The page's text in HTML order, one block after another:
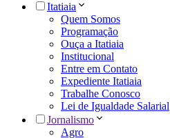
Itatiaia
Quem Somos
Programação
Ouça a Itatiaia
Institucional
Entre em Contato
Expediente Itatiaia
Trabalhe Conosco
Lei de Igualdade Salarial
Jornalismo
Agro